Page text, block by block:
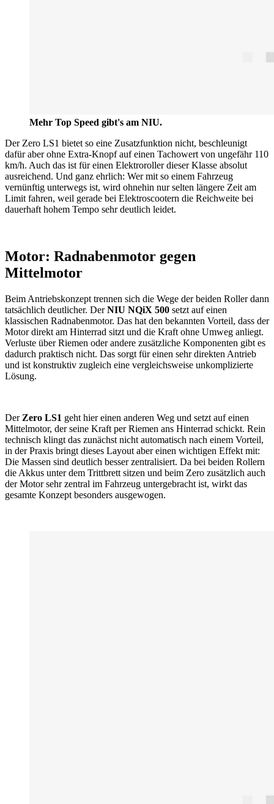
Mehr Top Speed gibt's am NIU.
Der Zero LS1 bietet so eine Zusatzfunktion nicht, beschleunigt
dafür aber ohne Extra-Knopf auf einen Tachowert von ungefähr 110
km/h. Auch das ist für einen Elektroroller dieser Klasse absolut
ausreichend. Und ganz ehrlich: Wer mit so einem Fahrzeug
vernünftig unterwegs ist, wird ohnehin nur selten längere Zeit am
Limit fahren, weil gerade bei Elektroscootern die Reichweite bei
dauerhaft hohem Tempo sehr deutlich leidet.
Motor: Radnabenmotor gegen
Mittelmotor
Beim Antriebskonzept trennen sich die Wege der beiden Roller dann
tatsächlich deutlicher. DerNIU NQiX 500 setzt auf einen
klassischen Radnabenmotor. Das hat den bekannten Vorteil, dass der
Motor direkt am Hinterrad sitzt und die Kraft ohne Umweg anliegt.
Verluste über Riemen oder andere zusätzliche Komponenten gibt es
dadurch praktisch nicht. Das sorgt für einen sehr direkten Antrieb
und ist konstruktiv zugleich eine vergleichsweise unkomplizierte
Lösung.
Der Zero LS1 geht hier einen anderen Weg und setzt auf einen
Mittelmotor, der seine Kraft per Riemen ans Hinterrad schickt. Rein
technisch klingt das zunächst nicht automatisch nach einem Vorteil,
in der Praxis bringt dieses Layout aber einen wichtigen Effekt mit:
Die Massen sind deutlich besser zentralisiert. Da bei beiden Rollern
die Akkus unter dem Trittbrett sitzen und beim Zero zusätzlich auch
der Motor sehr zentral im Fahrzeug untergebracht ist, wirkt das
gesamte Konzept besonders ausgewogen.